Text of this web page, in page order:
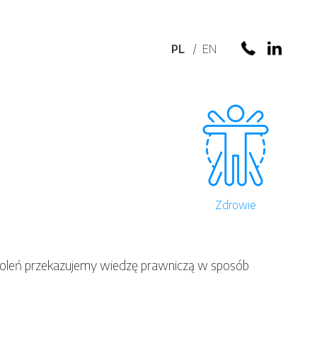
PL EN +48 572
Zdrowie
przekazujemy wiedzę prawniczą w sposób